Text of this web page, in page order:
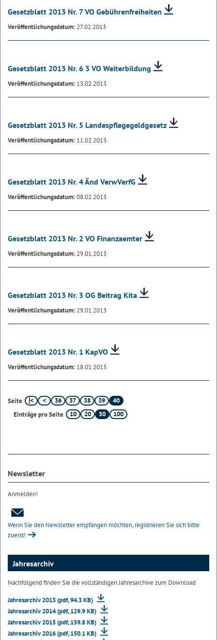
Gesetzblatt 2013 Nr. 7 VO Gebührenfreiheiten
Veröffentlichungsdatum: 27.02.2013
Gesetzblatt 2013 Nr. 6 3 VO Weiterbildung
Veröffentlichungsdatum: 13.02.2013
Gesetzblatt 2013 Nr. 5 Landespflegegeldgesetz
Veröffentlichungsdatum: 11.02.2013
Gesetzblatt 2013 Nr. 4 Änd VerwVerfG
Veröffentlichungsdatum:08.02.2013
Gesetzblatt 2013 Nr. 2 VO Finanzaemter
Veröffentlichungsdatum: 29.01.2013
Gesetzblatt 2013 Nr. 3 OG Beitrag Kita
Veröffentlichungsdatum: 29.01.2013
Gesetzblatt 2013 Nr. 1 KapVO
Veröffentlichungsdatum: 18.01.2013
Seite 36 37 38 39
40
Einträge pro Seite
10 20 50 100
Newsletter
Anmelden!
Wenn Sie den Newsletter empfangen möchten, registrieren Sie sich bitte
zuerst!
Jahresarchiv
Nachfolgend finden Sie die vollständigen Jahresarchive zum Download
Jahresarchiv 2013 (pdf, 94.3 KB)
Jahresarchiv 2014 (pdf, 129.9 KB)
Jahresarchiv 2015 (pdf, 159.8 KB)
Jahresarchiv 2016 (pdf, 150.1 KB)